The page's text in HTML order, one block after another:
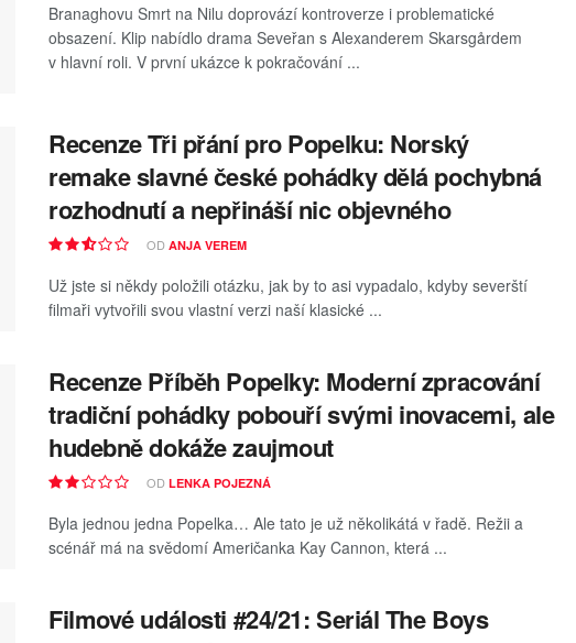
Branaghovu Smrt na Nilu doprovází kontroverze i problematické
obsazení. Klip nabídlo drama Seveřan s Alexanderem Skarsgårdem
v hlavní roli. V první ukázce k pokračování ...
Recenze Tři přání pro Popelku: Norský
remake slavné české pohádky dělá pochybná
rozhodnutí a nepřináší nic objevného
OD ANJA VEREM
Už jste si někdy položili otázku, jak by to asi vypadalo, kdyby severští
filmaři vytvořili svou vlastní verzi naší klasické ...
Recenze Příběh Popelky: Moderní zpracování
tradiční pohádky pobouří svými inovacemi, ale
hudebně dokáže zaujmout
OD LENKA POJEZNÁ
Byla jednou jedna Popelka… Ale tato je už několikátá v řadě. Režii a
scénář má na svědomí Američanka Kay Cannon, která ...
Filmové události #24/21: Seriál The Boys